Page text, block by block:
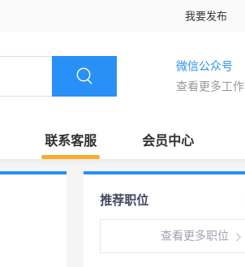
我要发布
微信公众号
查看更多工作
联系客服 会员中心
推荐职位
查看更多职位